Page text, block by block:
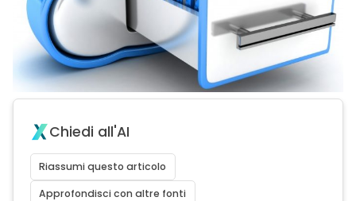
Chiedi all'AI
Riassumi questo articolo
Approfondisci con altre fonti